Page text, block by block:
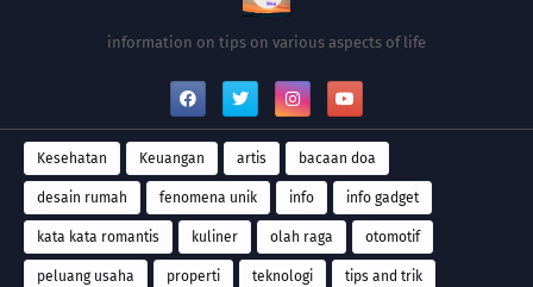
information on tips on various aspects of life
Kesehatan Keuangan artis bacaan doa
desain rumah fenomena unik info info gadget
kata kata romantis kuliner olah raga otomotif
peluang usaha properti teknologi tips and trik